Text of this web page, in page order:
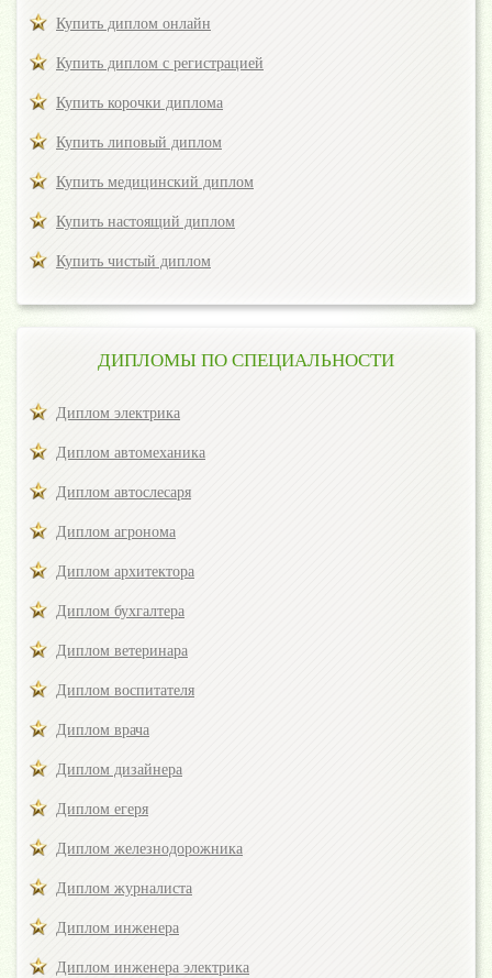
Купить диплом онлайн
Купить диплом с регистрацией
Купить корочки диплома
Купить липовый диплом
Купить медицинский диплом
Купить настоящий диплом
Купить чистый диплом
ДИПЛОМЫ ПО СПЕЦИАЛЬНОСТИ
Диплом электрика
Диплом автомеханика
Диплом автослесаря
Диплом агронома
Диплом архитектора
Диплом бухгалтера
Диплом ветеринара
Диплом воспитателя
Диплом врача
Диплом дизайнера
Диплом егеря
Диплом железнодорожника
Диплом журналиста
Диплом инженера
Диплом инженера электрика